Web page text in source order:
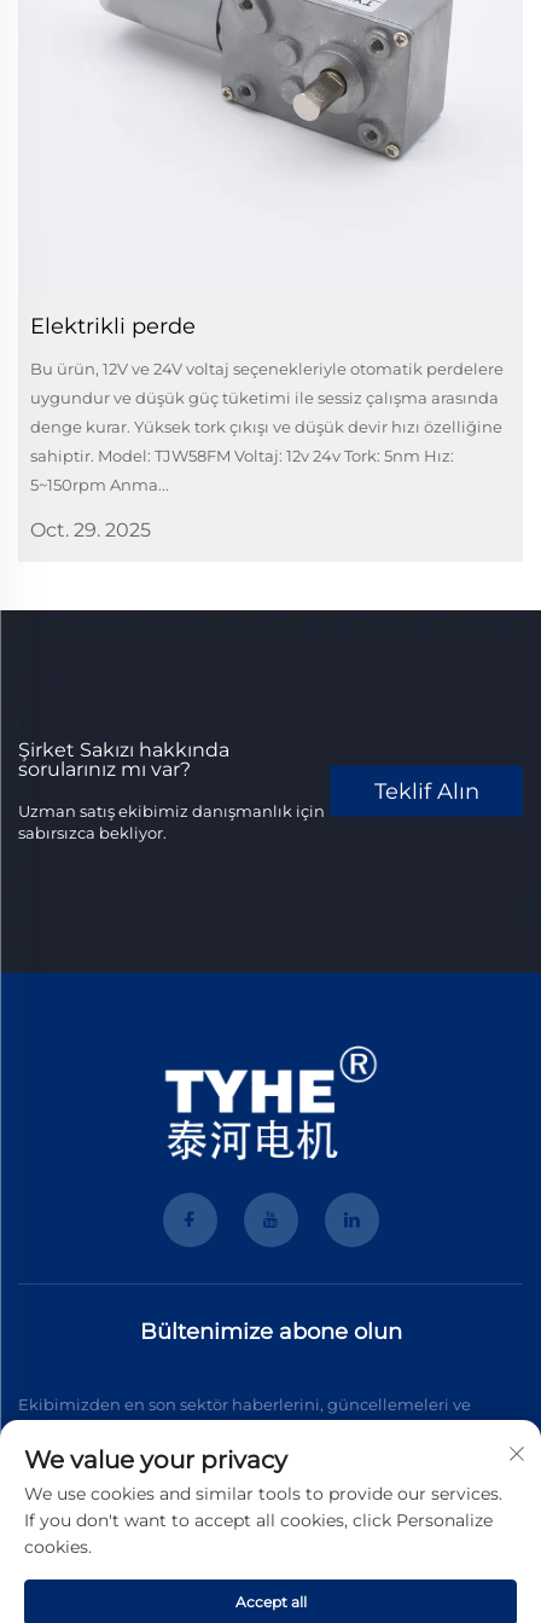
Elektrikli perde
Bu ürün, 12V ve 24V voltaj seçenekleriyle otomatik perdelere
uygundur ve düşük güç tüketimi ile sessiz çalışma arasında
denge kurar. Yüksek tork çıkışı ve düşük devir hızı özelliğine
sahiptir. Model: TJW58FM Voltaj: 12v 24v Tork: 5nm Hız:
5~150rpm Anma...
Oct. 29. 2025
Şirket Sakızı hakkında
sorularınız mı var?
Uzman satış ekibimiz danışmanlık için
sabırsızca bekliyor.
Teklif Alın
Bültenimize abone olun
Ekibimizden en son sektör haberlerini, güncellemeleri ve
Abone Ol
Telif Hakkı © 2026 Wenzhou Tyhe Motor Co.,ltd. Tüm hakları
We value your privacy
We use cookies and similar tools to provide our services.
If you don't want to accept all cookies, click Personalize
cookies.
Accept all